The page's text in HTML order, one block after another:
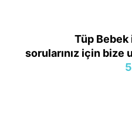
Tüp
sorularınız için bize